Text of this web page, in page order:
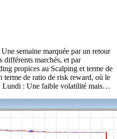
semaine marquée par un retour
différents marchés, et par
propices au Scalping et terme de
terme de ratio de risk reward, où le
Lundi : Une faible volatilité mais…